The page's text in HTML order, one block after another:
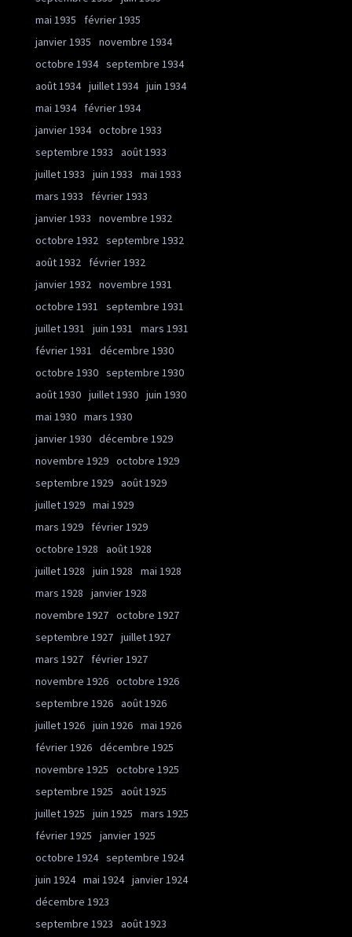
mai 1935
février 1935
janvier 1935
novembre 1934
octobre 1934 septembre 1934
août 1934 juillet 1934 juin 1934
mai 1934
février 1934
janvier 1934 octobre 1933
septembre 1933
août 1933
juillet 1933
juin 1933
mai 1933
mars 1933
février 1933
janvier 1933
novembre 1932
octobre 1932 septembre 1932
août 1932
février 1932
janvier 1932 novembre 1931
octobre 1931
septembre 1931
juillet 1931
juin 1931
mars 1931
février 1931
décembre 1930
octobre 1930 septembre 1930
août 1930 juillet 1930 juin 1930
mai 1930 mars 1930
janvier 1930 décembre 1929
novembre 1929 octobre 1929
septembre 1929 août 1929
juillet 1929 mai 1929
mars 1929
février 1929
octobre 1928
août 1928
juillet 1928
juin 1928
mai 1928
mars 1928
janvier 1928
novembre 1927 octobre 1927
septembre 1927 juillet 1927
mars 1927
février 1927
novembre 1926 octobre 1926
septembre 1926 août 1926
juillet 1926 juin 1926 mai 1926
février 1926 décembre 1925
novembre 1925
octobre 1925
septembre 1925
août 1925
juillet 1925
juin 1925
mars 1925
février 1925
janvier 1925
octobre 1924 septembre 1924
juin 1924 mai 1924 janvier 1924
décembre 1923
septembre 1923
août 1923